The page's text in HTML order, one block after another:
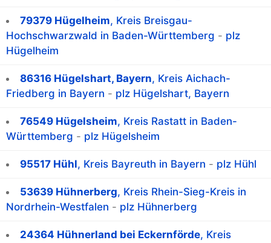
79379 Hügelheim, Kreis Breisgau-
Hochschwarzwald in Baden-Württemberg - plz
Hügelheim
86316 Hügelshart, Bayern, Kreis Aichach-
Friedberg in Bayern - plz Hügelshart, Bayern
76549 Hügelsheim, Kreis Rastatt in Baden-
Württemberg - plz Hügelsheim
95517 Hühl, Kreis Bayreuth in Bayern - plz Hühl
53639 Hühnerberg, Kreis Rhein-Sieg-Kreis in
Nordrhein-Westfalen - plz Hühnerberg
24364 Hühnerland bei Eckernförde, Kreis